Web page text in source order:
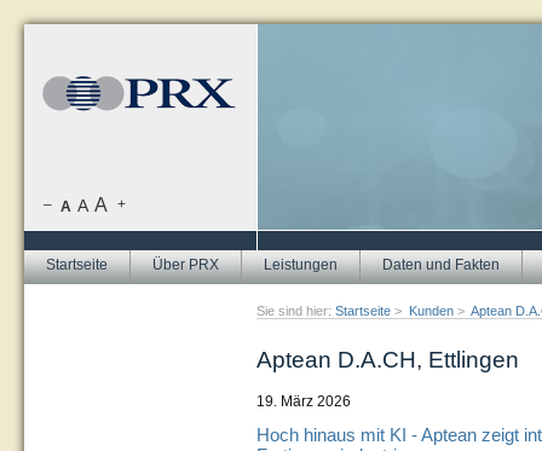
Startseite Über PRX Leistungen Daten und Fakten
Sie sind hier: Startseite > Kunden > Aptean
Aptean D.A.CH, Ettlingen
19. März 2026
Hoch hinaus mit KI - Aptean zeigt
– A A A +